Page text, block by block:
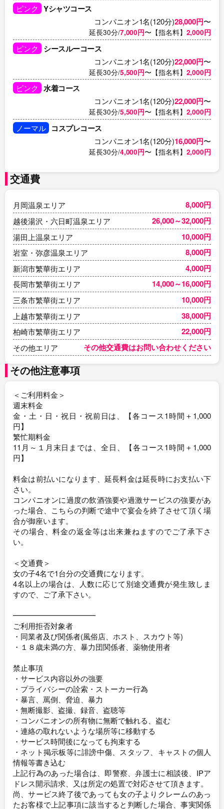
ピンク Yシャツコース
コンパニオン1名(120分)28,000円〜
延長30分/7,000円〜【指名料】 2,000円
ピンク シースルーコース
コンパニオン1名(120分)22,000円〜
延長30分/5,500円〜【指名料】 2,000円
ピンク 水着コース
コンパニオン1名(120分)22,000円〜
延長30分/5,500円〜【指名料】 2,000円
ノーマル コスプレコース
コンパニオン1名(120分)16,000円〜
延長30分/4,000円〜【指名料】 2,000円
交通費
月岡温泉エリア 8,000円
越後湯沢・六日町温泉エリア 26,000～32,000円
湯田上温泉エリア 10,000円
岩室・弥彦温泉エリア 8,000円
新潟市繁華街エリア 4,000円
長岡市繁華街エリア 14,000～16,000円
三条市繁華街エリア 10,000円
上越市繁華街エリア 38,000円
柏崎市繁華街エリア 22,000円
その他エリア その他交通費はお問い合わせください
その他注意事項
＜ご利用料金＞
週末料金
金・土・日・祝日・祝前日は、【各コース1時間＋1,000
円】
繁忙期料金
11月～１月末日までは、全日、【各コース1時間＋1,000
円】
料金は前払いになります、延長料金は延長時にお支払い下
さい。
コンパニオンに過度の飲酒強要や過激サービスの強要があ
った場合、こちらの判断で途中で宴会を終了させて頂く場
合が御座います。
その場合、料金の返金等は出来兼ねますのでご了承下さ
い。
＜交通費＞
女の子4名で1台分の交通費になります。
4名以上の場合は、人数に応じて別途交通費が発生致しま
すので、ご了承下さい。
━━━━━━━━━━━
ご利用拒否対象者
・同業者及び関係者(風俗店、ホスト、スカウト等)
・１８歳未満の方、暴力団関係者、薬物使用者
禁止事項
・サービス内容以外の強要
・プライバシーの詮索・ストーカー行為
・暴言、罵倒、脅迫、暴力
・無断撮影、盗撮、録音、盗聴等
・コンパニオンの所有物に無断で触れる、盗む
・連絡の取れないような場所等に移動する
・サービス時間後になっても拘束する
・ネット掲示板等に誹謗中傷、スタッフ、キャストの個人
情報等書き込む
上記行為のあった場合は、即警察、弁護士に相談後、IPア
ドレス開示請求、又は所定の処置で対応させて頂きます。
尚、サービス終了後であっても女の子よりクレームのあっ
たお客様で上記事項に該当すると判断した場合、事実関係